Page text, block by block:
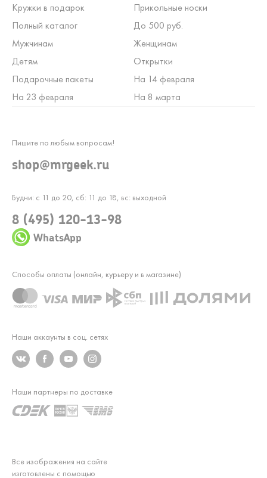
Кружки в подарок
Прикольные носки
Полный каталог
До 500 руб.
Мужчинам
Женщинам
Детям
Открытки
Подарочные пакеты
На 14 февраля
На 23 февраля
На 8 марта
Будни: с 11 до 20, сб: 11 до 18, вс: выходной
8 (495) 120-13-98
WhatsApp
Пишите по любым вопросам!
shop@mrgeek.ru
Наши аккаунты в соц. сетях
Все изображения на сайте
изготовлены с помощью
Способы оплаты (онлайн, курьеру и в магазине)
Наши партнеры по доставке